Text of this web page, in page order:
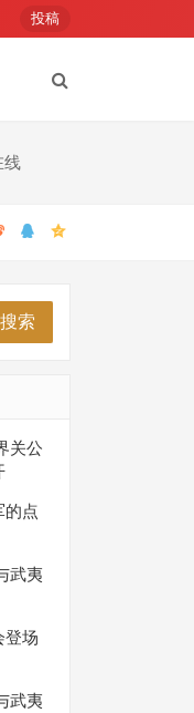
投稿
线
搜索
关公
点
武夷
登场
武夷